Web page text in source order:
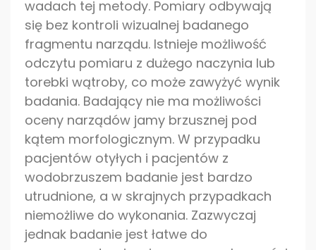
wadach tej metody. Pomiary odbywają
się bez kontroli wizualnej badanego
fragmentu narządu. Istnieje możliwość
odczytu pomiaru z dużego naczynia lub
torebki wątroby, co może zawyżyć wynik
badania. Badający nie ma możliwości
oceny narządów jamy brzusznej pod
kątem morfologicznym. W przypadku
pacjentów otyłych i pacjentów z
wodobrzuszem badanie jest bardzo
utrudnione, a w skrajnych przypadkach
niemożliwe do wykonania. Zazwyczaj
jednak badanie jest łatwe do